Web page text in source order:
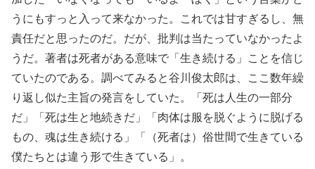
うにもすっと入って来なかった。これでは甘すぎるし、無
責任だと思ったのだ。だが、批判は当たっていなかったよ
うだ。著者は死者がある意味で「生き続ける」ことを信じ
ていたのである。調べてみると谷川俊太郎は、ここ数年繰
り返し似た主旨の発言をしていた。「死は人生の一部分
だ」「死は生と地続きだ」「肉体は服を脱ぐように脱げる
もの、魂は生き続ける」「（死者は）俗世間で生きている
僕たちとは違う形で生きている」。